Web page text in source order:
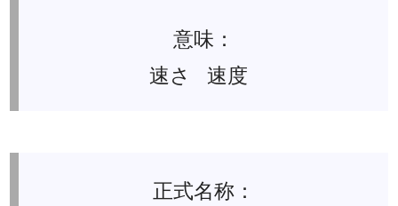
意味：
速さ 速度
正式名称：